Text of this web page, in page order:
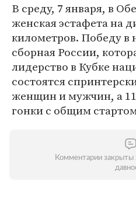
В среду, 7 января, в
женская эстафета на
километров. Победу в
сборная России,
лидерство в Кубке
состоятся
женщин и мужчин, а
гонки с общим
Комментарии закрыты